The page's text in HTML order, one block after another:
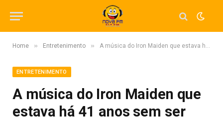
Home » Entretenimento » A música do Iron Maiden que estava há 41 anos sem ser tocada e pode estar no The Town
ENTRETENIMENTO
A música do Iron Maiden que
estava há 41 anos sem ser